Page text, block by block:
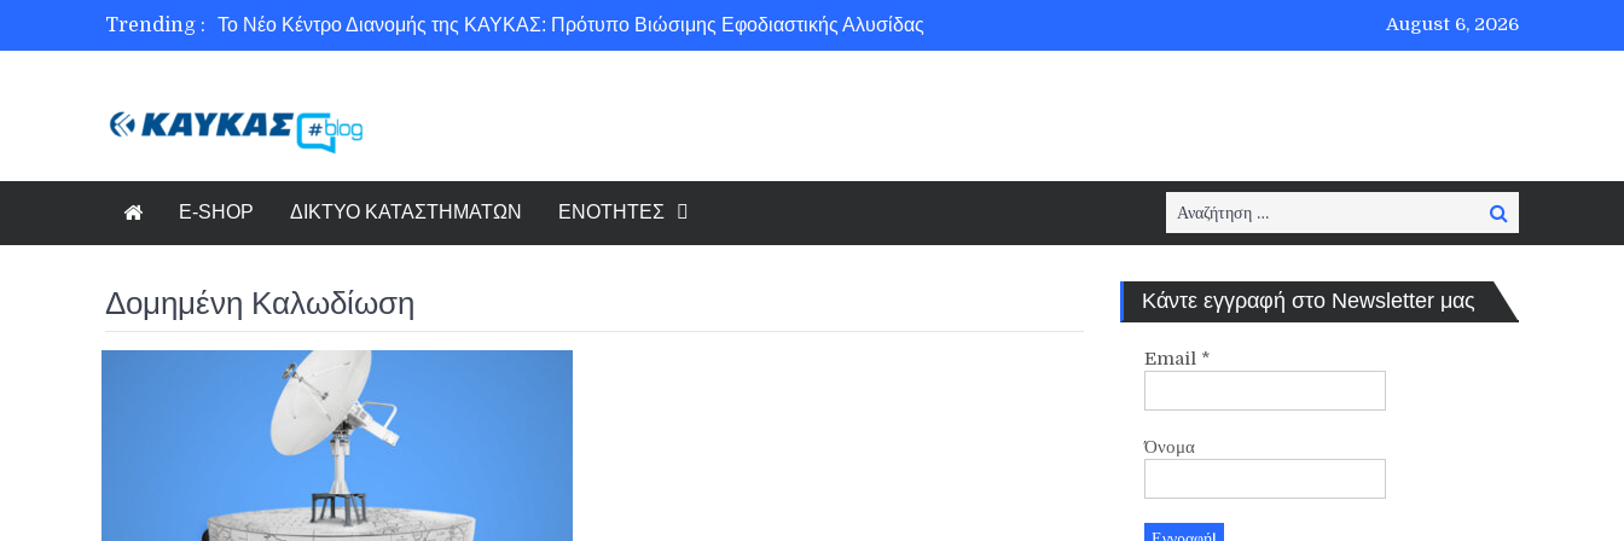
Trending :
Το Νέο Κέντρο Διανομής της ΚΑΥΚΑΣ: Πρότυπο Βιώσιμης Εφοδιαστικής Αλυσίδας
Ασφάλεια στο Διαδίκτυο για όλους!
August 6, 2026
E-SHOP ΔΙΚΤΥΟ ΚΑΤΑΣΤΗΜΑΤΩΝ ΕΝΟΤΗΤΕΣ
Search
for:
Search
Δομημένη Καλωδίωση Κάντε εγγραφή στο Newsletter μας
Email *
Όνομα